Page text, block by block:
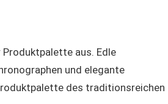
aus. Edle
und elegante
des traditionsreichen